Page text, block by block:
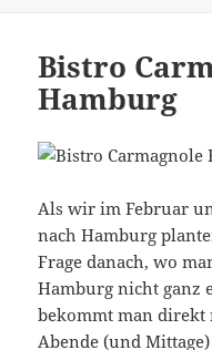
Bistro
Hamburg
Als wir im Februar
nach Hamburg
Frage danach, wo
Hamburg nicht ganz
bekommt man direkt
Abende (und